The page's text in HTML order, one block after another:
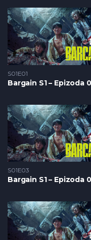
S01E01
Bargain S1 – Epizoda
S01E03
Bargain S1 – Epizoda